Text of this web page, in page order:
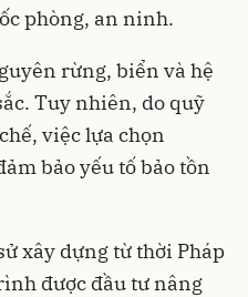
phòng, an ninh.
rừng, biển và hệ
Tuy nhiên, do quỹ
việc lựa chọn
bảo yếu tố bảo tồn
xây dựng từ thời Pháp
được đầu tư nâng